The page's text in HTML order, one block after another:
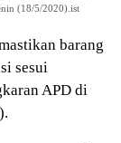
(18/5/2020).ist
barang
sesui
APD di